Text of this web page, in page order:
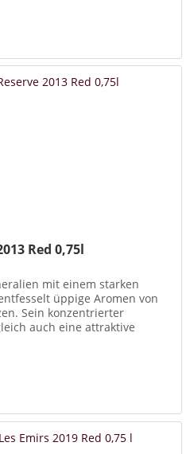
Red 0,75l
mit einem starken
üppige Aromen von
Sein konzentrierter
auch eine attraktive